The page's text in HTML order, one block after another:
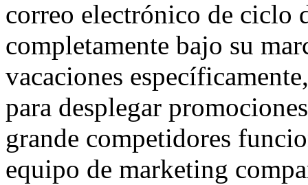
correo electrónico de ciclo
completamente bajo su
vacaciones
para desplegar
grande competidores
equipo de marketing